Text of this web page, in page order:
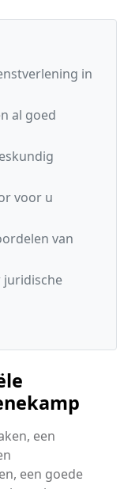
in
al goed
voor u
van
juridische
een
een goede